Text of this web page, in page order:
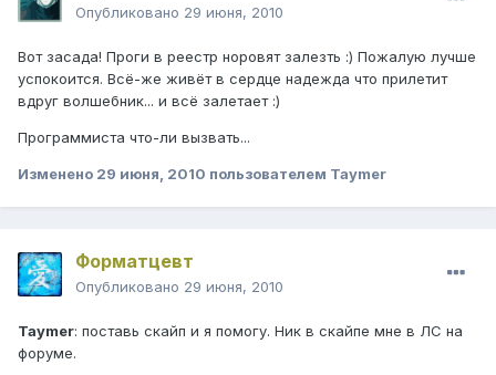
Опубликовано 29 июня, 2010
Вот засада! Проги в реестр норовят залезть :) Пожалую лучше
успокоится. Всё-же живёт в сердце надежда что прилетит
вдруг волшебник... и всё залетает :)
Программиста что-ли вызвать...
Изменено 29 июня, 2010 пользователем Taymer
Форматцевт
Опубликовано 29 июня, 2010
Taymer: поставь скайп и я помогу. Ник в скайпе мне в ЛС на
форуме.